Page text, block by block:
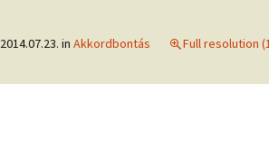
2014.07.23. in Akkordbontás Full resolution